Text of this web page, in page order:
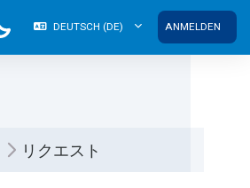
DEUTSCH ‎(DE)‎ ANMELDEN
リクエスト